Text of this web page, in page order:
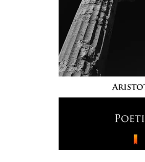
Powiększony kursor
Pomoc w czytaniu
Podkreślenie linków